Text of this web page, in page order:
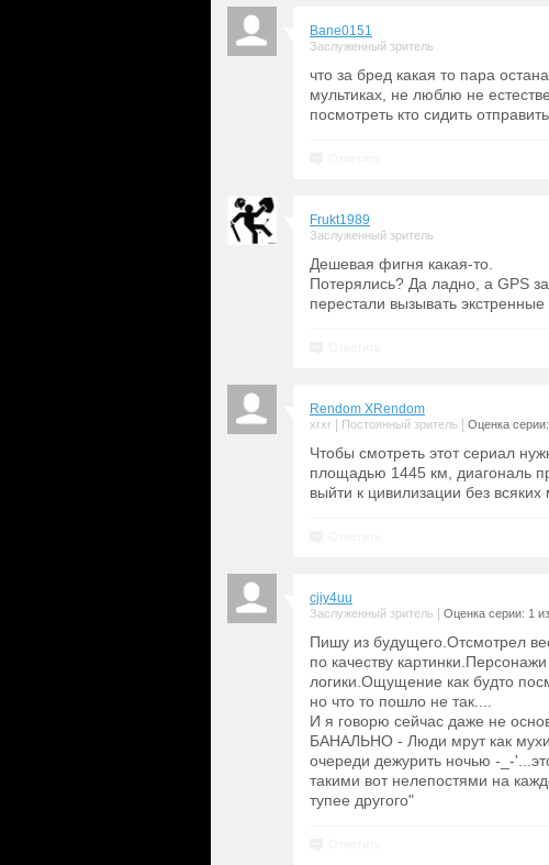
Bane0151
Заслуженный зритель
что за бред какая то пара
мультиках, не люблю не
посмотреть кто сидить
Frukt1989
Заслуженный зритель
Дешевая фигня какая-то.
Потерялись? Да ладно, а GPS
перестали вызывать
Rendom XRendom
xrxr Постоянный зритель Оценка
Чтобы смотреть этот сериал
площадью 1445 км, диагональ
выйти к цивилизации без всяких
cjiy4uu
Заслуженный зритель Оценка серии: 1
Пишу из будущего.Отсмотрел
по качеству
логики.Ощущение как будто
но что то пошло не так....
И я говорю сейчас даже не
БАНАЛЬНО - Люди мрут как мухи
очереди дежурить ночью -_-
такими вот нелепостями на
тупее другого"